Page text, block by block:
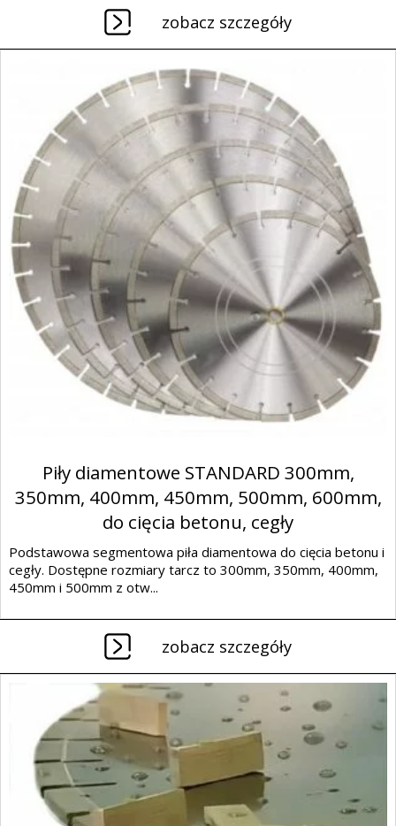
zobacz szczegóły
Piły diamentowe STANDARD 300mm,
350mm, 400mm, 450mm, 500mm, 600mm,
do cięcia betonu, cegły
Podstawowa segmentowa piła diamentowa do cięcia betonu i
cegły. Dostępne rozmiary tarcz to 300mm, 350mm, 400mm,
450mm i 500mm z otw...
zobacz szczegóły